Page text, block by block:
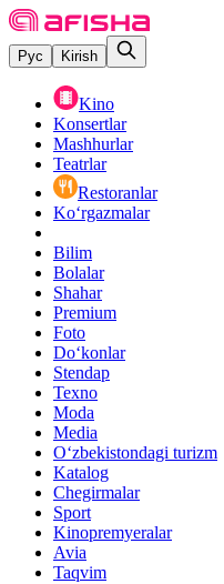
Рус Kirish
Kino
Konsertlar
Mashhurlar
Teatrlar
Restoranlar
Ko‘rgazmalar
Bilim
Bolalar
Shahar
Premium
Foto
Do‘konlar
Stendap
Texno
Moda
Media
O‘zbekistondagi turizm
Katalog
Chegirmalar
Sport
Kinopremyeralar
Avia
Taqvim